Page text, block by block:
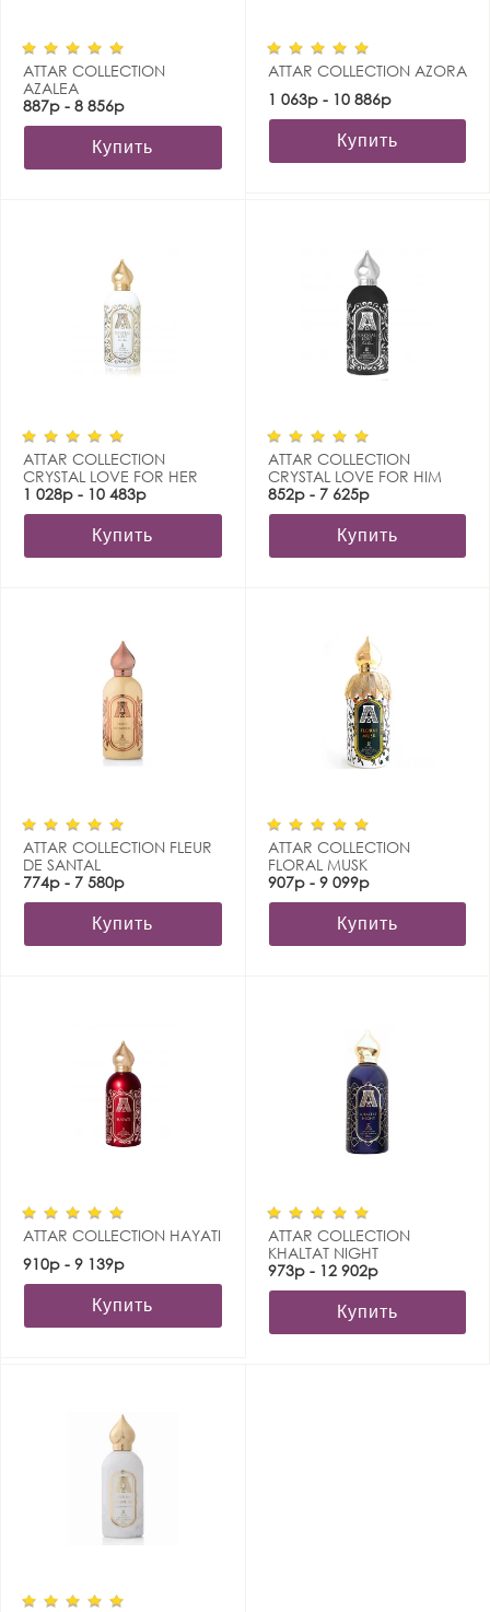
ATTAR COLLECTION
AZALEA
887р - 8 856р
Купить
ATTAR COLLECTION AZORA
1 063р - 10 886р
Купить
ATTAR COLLECTION
CRYSTAL LOVE FOR HER
1 028р - 10 483р
Купить
ATTAR COLLECTION
CRYSTAL LOVE FOR HIM
852р - 7 625р
Купить
ATTAR COLLECTION FLEUR
DE SANTAL
774р - 7 580р
Купить
ATTAR COLLECTION
FLORAL MUSK
907р - 9 099р
Купить
ATTAR COLLECTION HAYATI
910р - 9 139р
Купить
ATTAR COLLECTION
KHALTAT NIGHT
973р - 12 902р
Купить